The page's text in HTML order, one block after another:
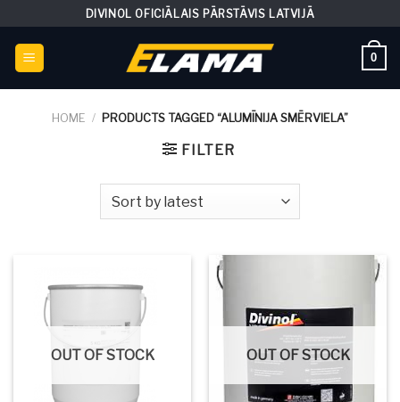
to
content
DIVINOL OFICIĀLAIS PĀRSTĀVIS LATVIJĀ
0
HOME / PRODUCTS TAGGED “ALUMĪNIJA SMĒRVIELA”
FILTER
OUT OF STOCK OUT OF STOCK